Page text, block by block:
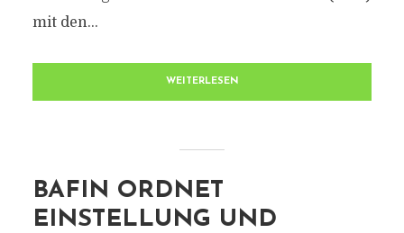
mit den...
WEITERLESEN
BAFIN ORDNET
EINSTELLUNG UND